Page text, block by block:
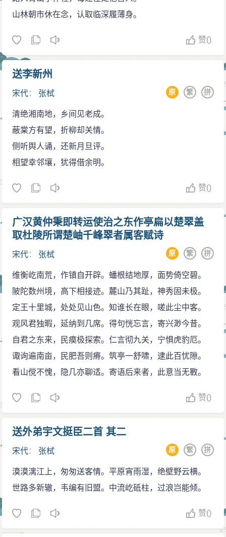
山林朝市休在念，认取临深履薄身。
赞()
送李新州
宋代： 张栻 拼
繁
原
清绝湘南地，乡间见老成。
蔽棠方有望，折柳却关情。
侧听舆人诵，还新月旦评。
相望幸邻壤，犹得借余明。
赞()
广汉黄仲秉即转运使治之东作亭扁以楚翠盖
取杜陵所谓楚岫千峰翠者属客赋诗
宋代： 张栻 拼
繁
原
维衡屹南荒，作镇自开辟。蟠根结地厚，面势倚空碧。
陂陀数州境，高下相接迹。麓山乃其趾，神秀固未极。
定王十里城，处处见山色。知谁长在眼，嗟此尘中客。
观风君独暇，延纳到几席。得句恍忘言，寄兴渺今昔。
自君之东来，民瘼极探索。仁言彻九关，宁惧虎豹厄。
诹询遍南亩，民肥吾则瘠。筑亭一舒啸，逮此百忧隙。
看山傥不愧，隐几亦聊适。寄语后来者，此意当无斁。
赞()
送外弟宇文挺臣二首 其二
宋代： 张栻 拼
繁
原
漠漠漓江上，匆匆送客情。平原宵雨湿，绝壁野云横。
世路多新辙，韦编有旧盟。中流屹砥柱，过浪岂能倾。
赞()